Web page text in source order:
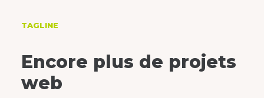
TAGLINE
Encore plus de projets
web